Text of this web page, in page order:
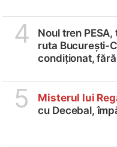
4
Noul tren
ruta București-
condiționat,
5 Misterul lui
cu Decebal,